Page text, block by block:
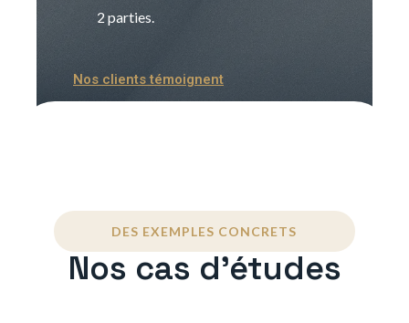
2 parties.
Nos clients témoignent
DES EXEMPLES CONCRETS
Nos cas d'études